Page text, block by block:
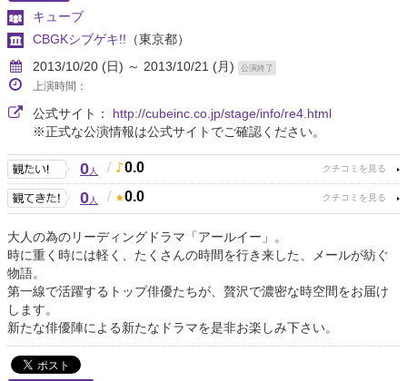
キューブ
CBGKシブゲキ!! （東京都）
2013/10/20 (日) ～ 2013/10/21 (月)
公演終了
上演時間：
公式サイト： http://cubeinc.co.jp/stage/info/re4.html
※正式な公演情報は公式サイトでご確認ください。
0人 / 0.0
0人 / 0.0
大人の為のリーディングドラマ「アールイー」。
時に重く時には軽く、たくさんの時間を行き来した、メールが紡ぐ
物語。
第一線で活躍するトップ俳優たちが、贅沢で濃密な時空間をお届け
します。
新たな俳優陣による新たなドラマを是非お楽しみ下さい。